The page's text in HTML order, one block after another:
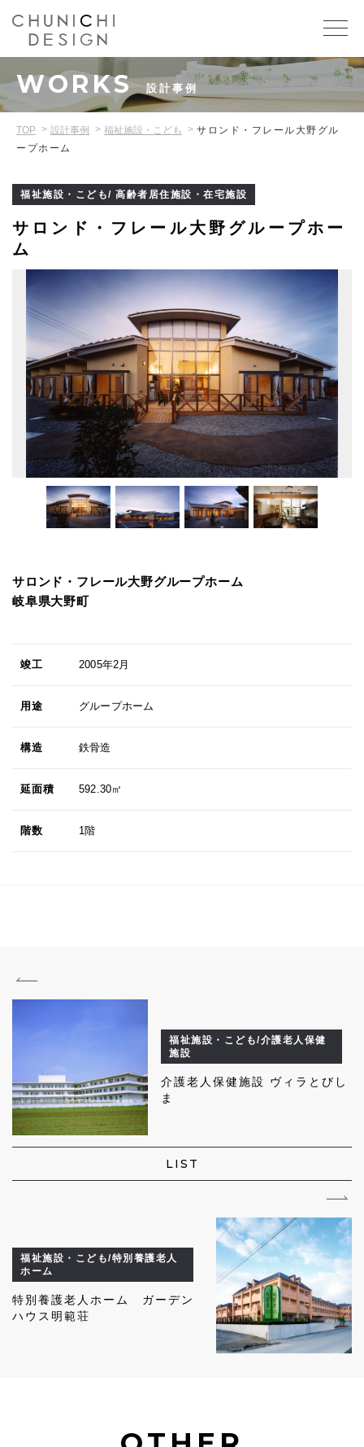
WORKS 設計事例
TOP 設計事例 福祉施設・こども
サロンド・フレール大野グル
ープホーム
福祉施設・こども/ 高齢者居住施設・在宅施設
サロンド・フレール大野グループホー
ム
サロンド・フレール大野グループホーム
岐阜県大野町
竣工 2005年2月
用途 グループホーム
構造 鉄骨造
延面積 592.30㎡
階数 1階
福祉施設・こども/介護老人保健
施設
介護老人保健施設 ヴィラとびし
ま
LIST
福祉施設・こども/特別養護老人
ホーム
特別養護老人ホーム ガーデン
ハウス明範荘